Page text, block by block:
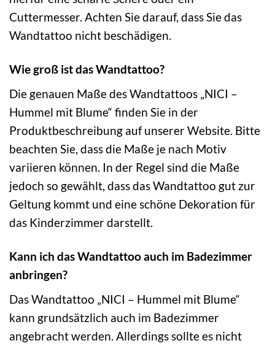
Cuttermesser. Achten Sie darauf, dass Sie das
Wandtattoo nicht beschädigen.
Wie groß ist das Wandtattoo?
Die genauen Maße des Wandtattoos „NICI –
Hummel mit Blume“ finden Sie in der
Produktbeschreibung auf unserer Website. Bitte
beachten Sie, dass die Maße je nach Motiv
variieren können. In der Regel sind die Maße
jedoch so gewählt, dass das Wandtattoo gut zur
Geltung kommt und eine schöne Dekoration für
das Kinderzimmer darstellt.
Kann ich das Wandtattoo auch im Badezimmer
anbringen?
Das Wandtattoo „NICI – Hummel mit Blume“
kann grundsätzlich auch im Badezimmer
angebracht werden. Allerdings sollte es nicht